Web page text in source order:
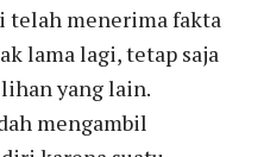
telah menerima fakta
lama lagi, tetap saja
yang lain.
mengambil